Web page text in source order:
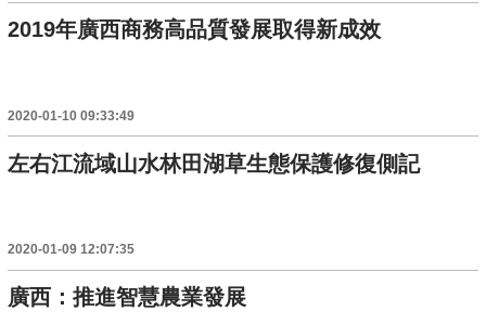
2019年廣西商務高品質發展取得新成效
2020-01-10 09:33:49
左右江流域山水林田湖草生態保護修復側記
2020-01-09 12:07:35
廣西：推進智慧農業發展